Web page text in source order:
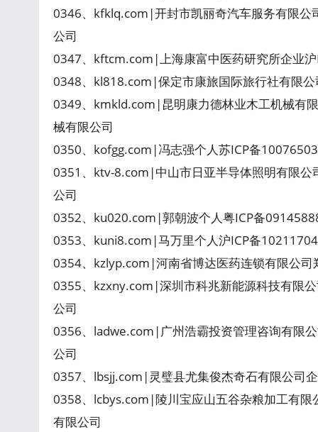
0346、kfklq.com|开封市凯丽奇汽车服务有限公
公司
0347、kftcm.com|上海康富中医药研究所企业
0348、kl818.com|保定市康旅国际旅行社有限
0349、kmkld.com|昆明康力德林业木工机械有
械有限公司
0350、kofgg.com|冯志强个人苏ICP备
0351、ktv-8.com|中山市日亚半导体照明有限公
公司
0352、ku020.com|郭朝波个人粤ICP备
0353、kuni8.com|马万里个人沪ICP备
0354、kzlyp.com|河南省博达医药连锁有限公
0355、kzxny.com|深圳市科兆新能源科技有限
公司
0356、ladwe.com|广州浩霸投资管理咨询有限
公司
0357、lbsjj.com|灵璧县尤集俊杰奇石有限公司
0358、lcbys.com|陵川宝应山五谷杂粮加工有
有限公司